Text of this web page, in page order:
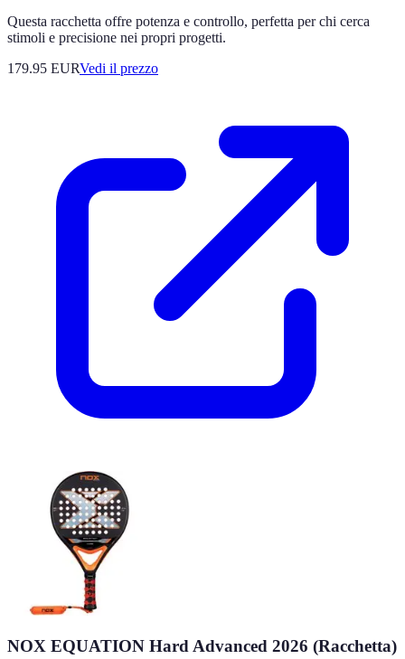
Questa racchetta offre potenza e controllo, perfetta per chi cerca
stimoli e precisione nei propri progetti.
179.95 EURVedi il prezzo
NOX EQUATION Hard Advanced 2026 (Racchetta)